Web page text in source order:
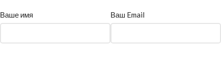
Ваше имя Ваш Email